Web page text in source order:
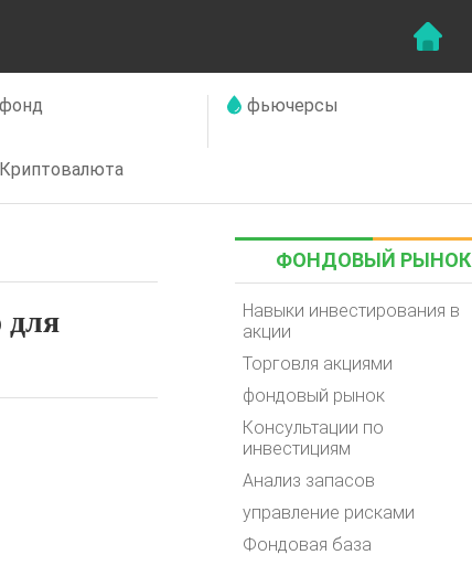
фонд фьючерсы
Криптовалюта
для
ФОНДОВЫЙ РЫНОК
Навыки инвестирования в
акции
Торговля акциями
фондовый рынок
Консультации по
инвестициям
Анализ запасов
управление рисками
Фондовая база